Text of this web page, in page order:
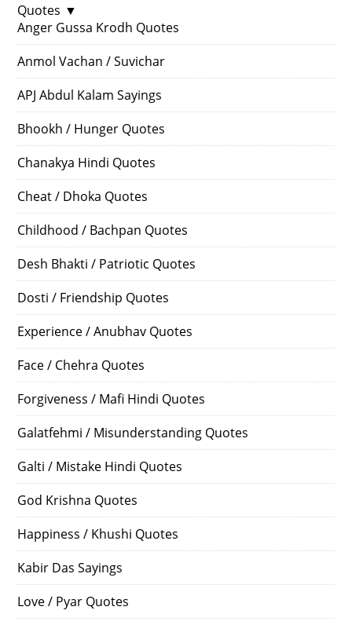
Quotes ▼
Anger Gussa Krodh Quotes
Anmol Vachan / Suvichar
APJ Abdul Kalam Sayings
Bhookh / Hunger Quotes
Chanakya Hindi Quotes
Cheat / Dhoka Quotes
Childhood / Bachpan Quotes
Desh Bhakti / Patriotic Quotes
Dosti / Friendship Quotes
Experience / Anubhav Quotes
Face / Chehra Quotes
Forgiveness / Mafi Hindi Quotes
Galatfehmi / Misunderstanding Quotes
Galti / Mistake Hindi Quotes
God Krishna Quotes
Happiness / Khushi Quotes
Kabir Das Sayings
Love / Pyar Quotes